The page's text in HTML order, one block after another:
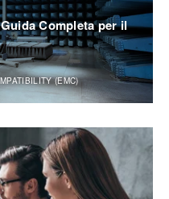
Completa per il
(EMC)